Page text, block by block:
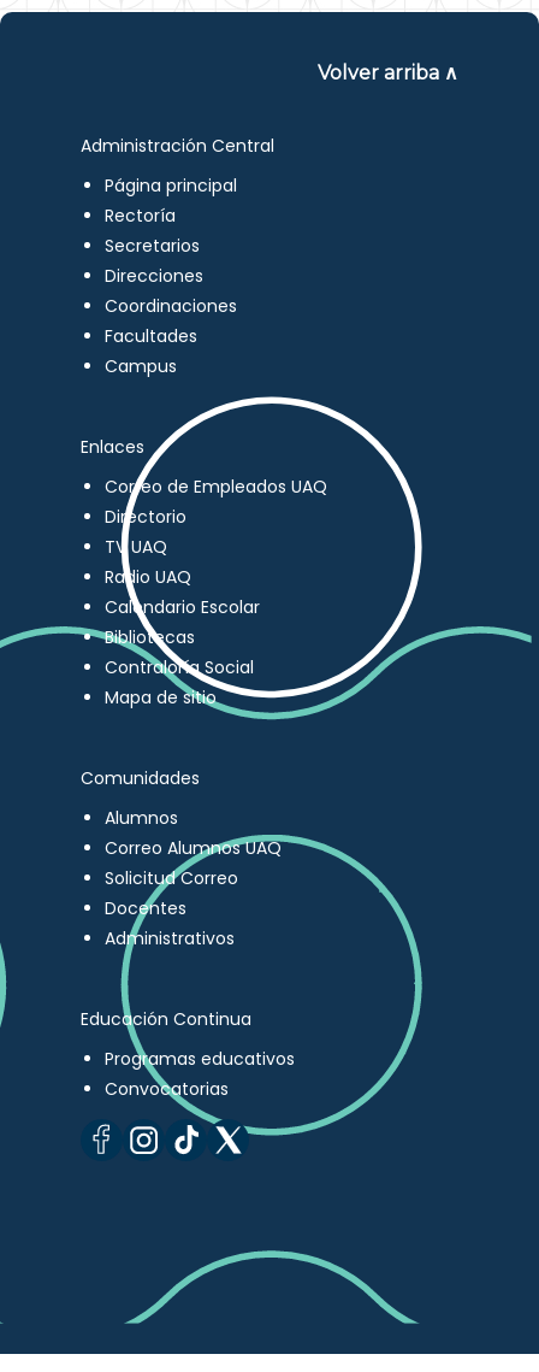
Volver arriba ∧
Administración Central
Página principal
Rectoría
Secretarios
Direcciones
Coordinaciones
Facultades
Campus
Enlaces
Correo de Empleados UAQ
Directorio
TV UAQ
Radio UAQ
Calendario Escolar
Bibliotecas
Contraloría Social
Mapa de sitio
Comunidades
Alumnos
Correo Alumnos UAQ
Solicitud Correo
Docentes
Administrativos
Educación Continua
Programas educativos
Convocatorias